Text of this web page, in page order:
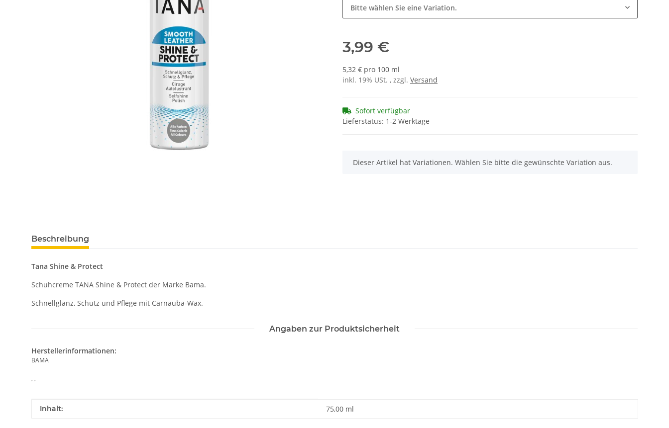
Bitte wählen Sie eine Variation.
3,99 €
5,32 € pro 100 ml
inkl. 19% USt. , zzgl. Versand
Sofort verfügbar
Lieferstatus: 1-2 Werktage
x
Dieser Artikel hat Variationen. Wählen Sie bitte die gewünschte Variation aus.
Beschreibung
Tana Shine & Protect
Schuhcreme TANA Shine & Protect der Marke Bama.
Schnellglanz, Schutz und Pflege mit Carnauba-Wax.
Angaben zur Produktsicherheit
Herstellerinformationen:
BAMA
, ,
Produkteigenschaft
Wert
Inhalt: 75,00 ml